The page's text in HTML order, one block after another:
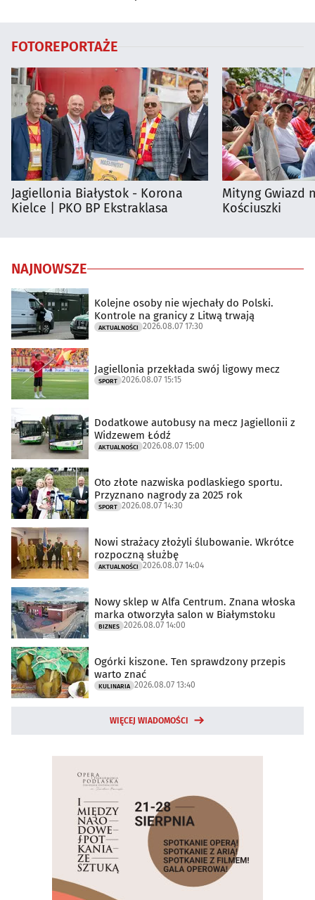
FOTOREPORTAŻE
Jagiellonia Białystok - Korona
Kielce | PKO BP Ekstraklasa
Mityng Gwiazd
Kościuszki
NAJNOWSZE
Kolejne osoby nie wjechały do Polski.
Kontrole na granicy z Litwą trwają
AKTUALNOŚCI 2026.08.07 17:30
Jagiellonia przekłada swój ligowy mecz
SPORT 2026.08.07 15:15
Dodatkowe autobusy na mecz Jagiellonii z
Widzewem Łódź
AKTUALNOŚCI 2026.08.07 15:00
Oto złote nazwiska podlaskiego sportu.
Przyznano nagrody za 2025 rok
SPORT 2026.08.07 14:30
Nowi strażacy złożyli ślubowanie. Wkrótce
rozpoczną służbę
AKTUALNOŚCI 2026.08.07 14:04
Nowy sklep w Alfa Centrum. Znana włoska
marka otworzyła salon w Białymstoku
BIZNES 2026.08.07 14:00
Ogórki kiszone. Ten sprawdzony przepis
warto znać
KULINARIA 2026.08.07 13:40
WIĘCEJ WIADOMOŚCI